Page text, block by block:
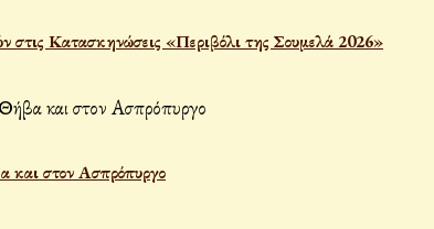
στις Κατασκηνώσεις «Περιβόλι της Σουμελά 2026»
στον Ασπρόπυργο